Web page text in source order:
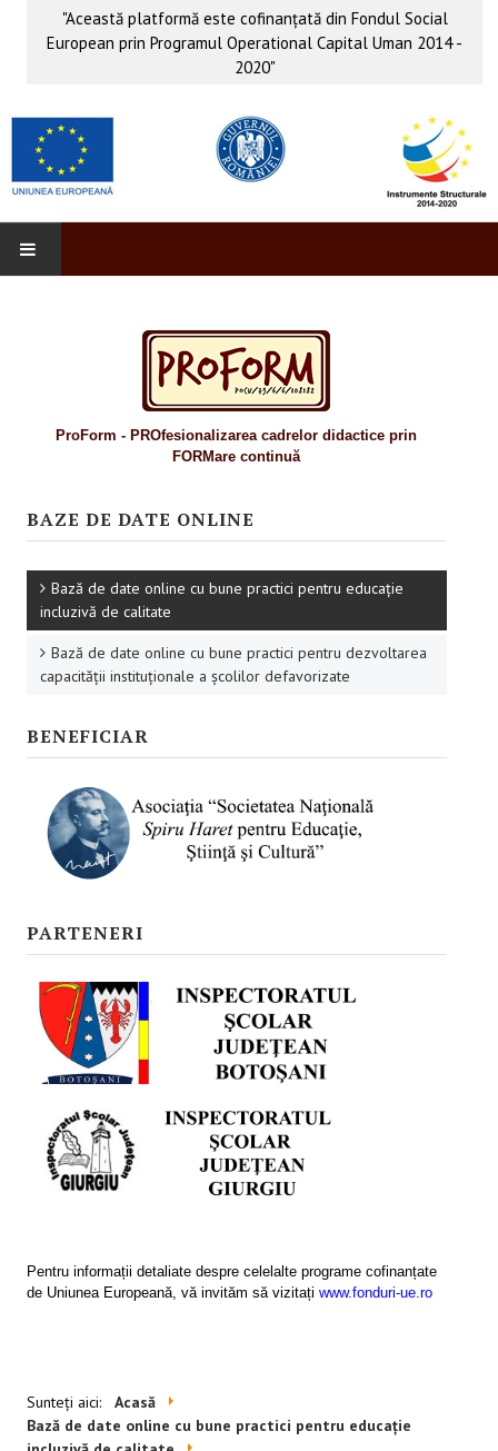
"Această platformă este cofinanţată din Fondul Social
European prin Programul Operational Capital Uman 2014 -
2020"
Pentru educaţie incluzivă
Pentru management instituțional
Pentru capacitate instituţională
ACCES BLACKBOARD
CAMPANIE ONLINE
SESIUNI ONLINE
CONTACT
ProForm - PROfesionalizarea cadrelor didactice prin
FORMare continuă
BAZE DE DATE ONLINE
Bază de date online cu bune practici pentru educație
incluzivă de calitate
Bază de date online cu bune practici pentru dezvoltarea
capacității instituționale a școlilor defavorizate
BENEFICIAR
PARTENERI
Pentru informații detaliate despre celelalte programe cofinanțate
de Uniunea Europeană, vă invităm să vizitați www.fonduri-ue.ro
Sunteți aici:
Acasă
Bază de date online cu bune practici pentru educație